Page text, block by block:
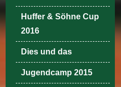
Huffer & Söhne Cup
2016
Dies und das
Jugendcamp 2015